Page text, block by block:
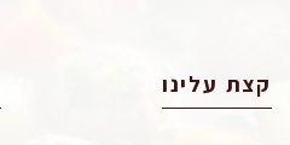
קצת עלינו